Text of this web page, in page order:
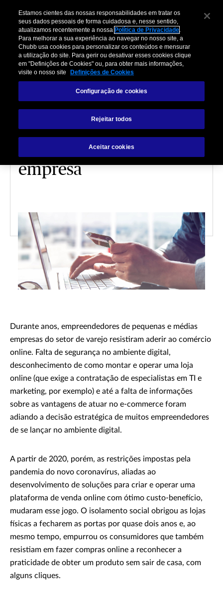
RISCOS CIBERNÉTICOS
E-commerce: como
funciona, o que é e quais
as vantagens para sua
empresa
Durante anos, empreendedores de pequenas e médias
empresas do setor de varejo resistiram aderir ao comércio
online. Falta de segurança no ambiente digital,
desconhecimento de como montar e operar uma loja
online (que exige a contratação de especialistas em TI e
marketing, por exemplo) e até a falta de informações
sobre as vantagens de atuar no e-commerce foram
adiando a decisão estratégica de muitos empreendedores
de se lançar no ambiente digital.
A partir de 2020, porém, as restrições impostas pela
pandemia do novo coronavírus, aliadas ao
desenvolvimento de soluções para criar e operar uma
plataforma de venda online com ótimo custo-benefício,
mudaram esse jogo. O isolamento social obrigou as lojas
físicas a fecharem as portas por quase dois anos e, ao
mesmo tempo, empurrou os consumidores que também
resistiam em fazer compras online a reconhecer a
praticidade de obter um produto sem sair de casa, com
alguns cliques.
Estamos cientes das nossas responsabilidades em tratar os
seus dados pessoais de forma cuidadosa e, nesse sentido,
atualizamos recentemente a nossa Política de Privacidade.
Para melhorar a sua experiência ao navegar no nosso site, a
Chubb usa cookies para personalizar os conteúdos e mensurar
a utilização do site. Para gerir ou desativar esses cookies clique
em "Definições de Cookies" ou, para obter mais informações,
visite o nosso site
Definições de Cookies
Configuração de cookies
Rejeitar todos
Aceitar cookies